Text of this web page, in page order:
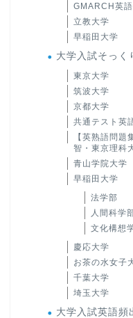
GMARCH英
立教大学
早稲田大学
大学入試そっく
東京大学
筑波大学
京都大学
共通テスト英
【英熟語問
智・東京理科
青山学院大学
早稲田大学
法学部
人間科学
文化構想
慶応大学
お茶の水女子
千葉大学
埼玉大学
大学入試英語頻